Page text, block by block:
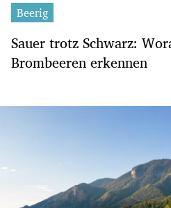
Beerig
Sauer trotz Schwarz:
Brombeeren erkennen